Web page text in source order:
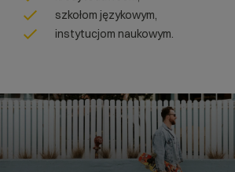
szkołom językowym,
instytucjom naukowym.